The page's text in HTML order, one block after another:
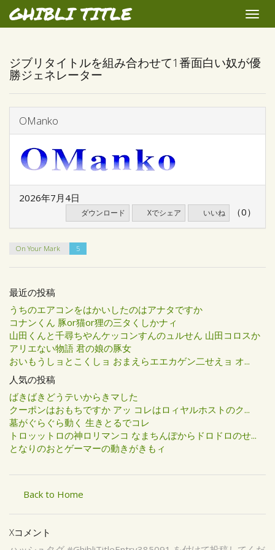
GHIBLI TITLE
Toggle
ジブリタイトルを組み合わせて1番面白い奴が優
勝ジェネレーター
OManko
2026年7月4日
ダウンロード Xでシェア いいね （0）
On Your Mark 5
最近の投稿
うちのエアコンをはかいしたのはアナタですか
コナンくん 豚or猫or狸の三タくしかナィ
山田くんと千尋ちやんケッコンすんのュルせん 山田コロスか
アリエない物語 君の娘の豚女
おいもうしョとこくしョ おまえらエエカゲン二せえョ オ...
人気の投稿
ばきばきどうテいからきマした
クーポンはおもちですか アッ コレはロィヤルホストのク...
墓がぐらぐら動く 生きとるでコレ
トロッットロの神ロリマンコ なまちんぽからドロドロのせ...
となりのおとゲーマーの動きがきもィ
Back to Home
Xコメント